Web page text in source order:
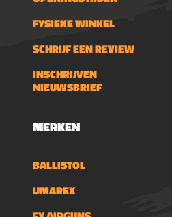
FYSIEKE WINKEL
SCHRIJF EEN REVIEW
INSCHRIJVEN
NIEUWSBRIEF
MERKEN
BALLISTOL
UMAREX